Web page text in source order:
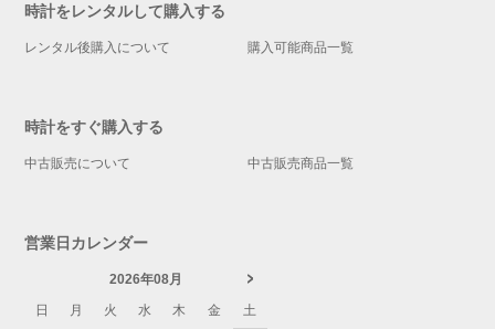
時計をレンタルして購入する
レンタル後購入について 購入可能商品一覧
時計をすぐ購入する
中古販売について 中古販売商品一覧
営業日カレンダー
2026年08月
日
月 火 水 木 金 土